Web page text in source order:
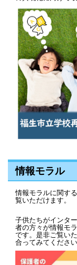
情報モラル
情報モラルに関す
覧いただけます。
子供たちがインタ
者の方々が情報モ
です。是非ご覧い
合ってみてくださ